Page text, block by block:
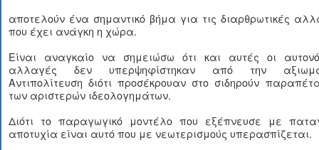
αποτελούν ένα σημαντικό βήμα για τις διαρθρωτικές
που έχει ανάγκη η χώρα.
Είναι αναγκαίο να σημειώσω ότι και αυτές οι
αλλαγές δεν υπερψηφίστηκαν από την
Αντιπολίτευση διότι προσέκρουαν στο σιδηρούν
των αριστερών ιδεολογημάτων.
Διότι το παραγωγικό μοντέλο που εξέπνευσε με
αποτυχία είναι αυτό που με νεωτερισμούς υπερασπίζεται.